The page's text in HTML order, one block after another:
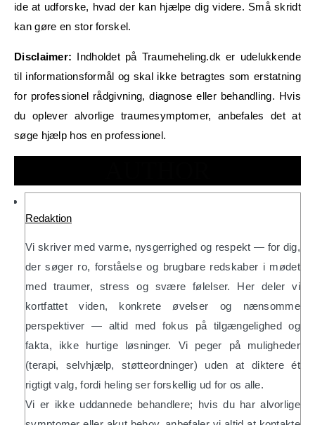
ide at udforske, hvad der kan hjælpe dig videre. Små skridt
kan gøre en stor forskel.
Disclaimer: Indholdet på Traumeheling.dk er udelukkende
til informationsformål og skal ikke betragtes som erstatning
for professionel rådgivning, diagnose eller behandling. Hvis
du oplever alvorlige traumesymptomer, anbefales det at
søge hjælp hos en professionel.
Redaktion
Vi skriver med varme, nysgerrighed og respekt — for dig,
der søger ro, forståelse og brugbare redskaber i mødet
med traumer, stress og svære følelser. Her deler vi
kortfattet viden, konkrete øvelser og nænsomme
perspektiver — altid med fokus på tilgængelighed og
fakta, ikke hurtige løsninger. Vi peger på muligheder
(terapi, selvhjælp, støtteordninger) uden at diktere ét
rigtigt valg, fordi heling ser forskellig ud for os alle.
Vi er ikke uddannede behandlere; hvis du har alvorlige